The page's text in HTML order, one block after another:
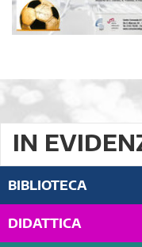
IN
BIBLIOTECA
DIDATTICA